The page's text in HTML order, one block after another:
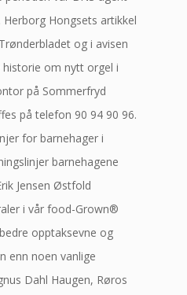
Hongsets artikkel
og i avisen
historie om nytt orgel i
på Sommerfryd
på telefon 90 94 90 96.
for barnehager i
barnehagene
Jensen Østfold
i vår food-Grown®
opptaksevne og
enn noen vanlige
Dahl Haugen, Røros